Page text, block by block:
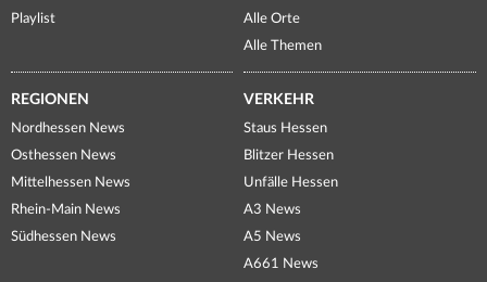
Playlist
Alle Orte
Alle Themen
REGIONEN
Nordhessen News
Osthessen News
Mittelhessen News
Rhein-Main News
Südhessen News
VERKEHR
Staus Hessen
Blitzer Hessen
Unfälle Hessen
A3 News
A5 News
A661 News